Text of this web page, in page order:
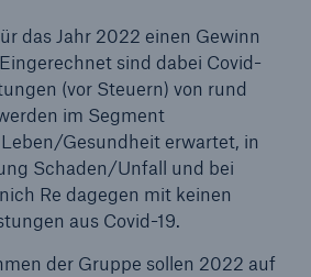
das Jahr 2022 einen Gewinn
sind dabei Covid-
(vor Steuern) von rund
im Segment
Gesundheit erwartet, in
Schaden/Unfall und bei
Re dagegen mit keinen
aus Covid-19.
der Gruppe sollen 2022 auf